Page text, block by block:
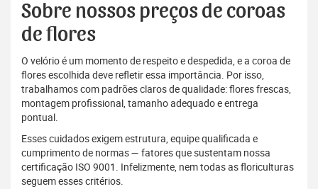
Sobre nossos preços de coroas
de flores
O velório é um momento de respeito e despedida, e a coroa de
flores escolhida deve refletir essa importância. Por isso,
trabalhamos com padrões claros de qualidade: flores frescas,
montagem profissional, tamanho adequado e entrega
pontual.
Esses cuidados exigem estrutura, equipe qualificada e
cumprimento de normas — fatores que sustentam nossa
certificação ISO 9001. Infelizmente, nem todas as floriculturas
seguem esses critérios.